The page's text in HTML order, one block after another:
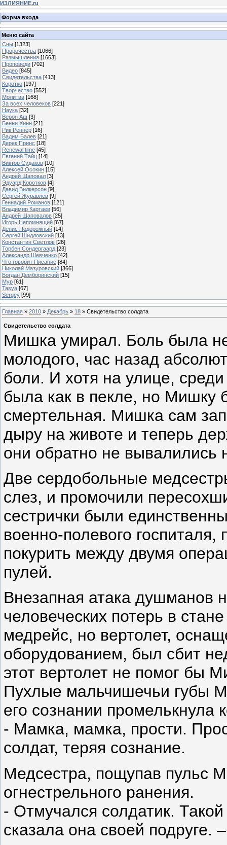
ИЗЛИЯНИЕ.ru
Форма входа
Меню сайта
Сны [1323]
Пророчества [1066]
Размышления [1663]
Проповеди [702]
Видео [845]
Свидетельства [413]
Коротко [197]
Творчество [552]
Молитва [168]
За всех человеков [221]
Наука [32]
Верон Аш [3]
Бенни Хинн [21]
Рик Реннер [16]
Вадим Балев [21]
Дерек Принс [18]
Renewal time [45]
Евгений Тайц [14]
Виктор Судаков [10]
Алексей Осокин [15]
Андрей Шаповал [3]
Эдуард Коротков [4]
Давид Вилкерсон [9]
Сергей Журавлёв [9]
Геннадий Романов [121]
Владимир Картаев [56]
Андрей Шаповалов [25]
Игорь Непомнящий [67]
Денис Подорожный [14]
Сергей Шидловский [13]
Константин Светлов [26]
Торбен Сондергаард [23]
Александр Шевченко [42]
Что говорит Писание [84]
Николай Мазуровский [366]
Богдан Демборинский [15]
Мур [61]
Tasya [67]
Sergey [99]
Главная » 2010 » Декабрь » 18 » Свидетельство солдата
Свидетельство солдата
Мишка умирал. Боль была
молодого, час назад
боли. И хотя на улице,
была как в пекле, но Мишку
смертельная. Мишка сам
дыру на животе и теперь
они обратно не вывалились
Две сердобольные
слез, и промочили
сестрички были
военно-полевого
покурить между двумя
пулей.
Внезапная атака душманов
человеческих потерь в
медрейс, но вертолет,
оборудованием, был сбит
этот вертолет не помог бы
Пухлые мальчишечьи губы
его сознании промелькнула
- Мамка, мамка, прости.
солдат, теряя сознание.
Медсестра, пощупав пульс
огнестрельного ранения.
- Отмучался солдатик.
сказала она своей подруге.